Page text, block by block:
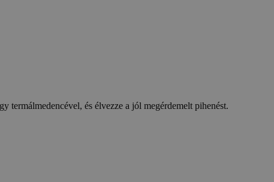
termálmedencével, és élvezze a jól megérdemelt pihenést.